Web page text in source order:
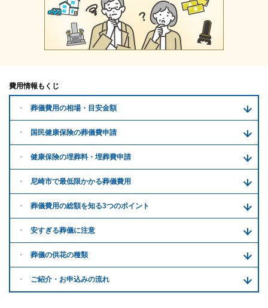
費用情報もくじ
葬儀費用の相場・目安金額
国民健康保険の葬儀費申請
健康保険の埋葬料・ 埋葬費申請
尼崎市で最低限かかる葬儀費用
葬儀費用の総額を知る3つのポイント
安すぎる葬儀に注意
葬儀の供花の種類
ご紹介・ お申込みの流れ